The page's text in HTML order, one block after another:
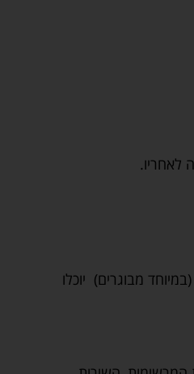
לאחריו.
מבוגרים) יוכלו